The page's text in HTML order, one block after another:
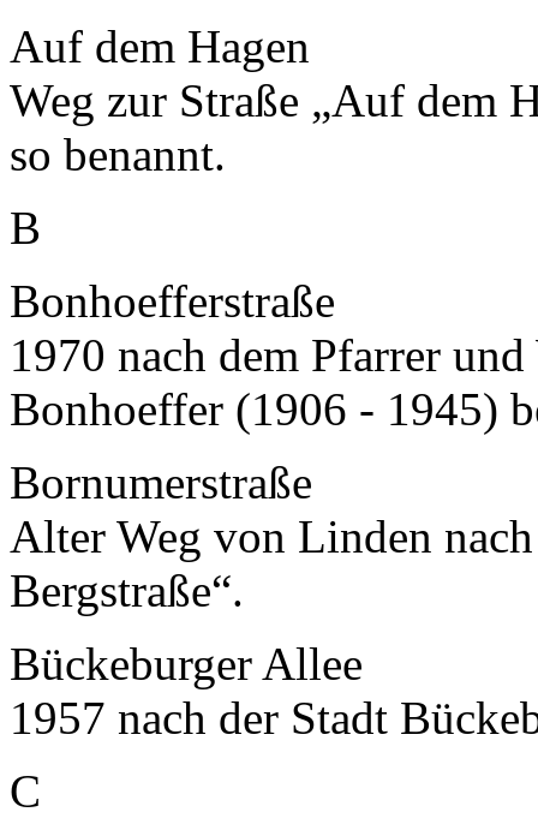
Auf dem Hagen
Weg zur Straße „Auf dem
so benannt.
B
Bonhoefferstraße
1970 nach dem Pfarrer
Bonhoeffer (1906 - 1945)
Bornumerstraße
Alter Weg von Linden
Bergstraße“.
Bückeburger Allee
1957 nach der Stadt
C